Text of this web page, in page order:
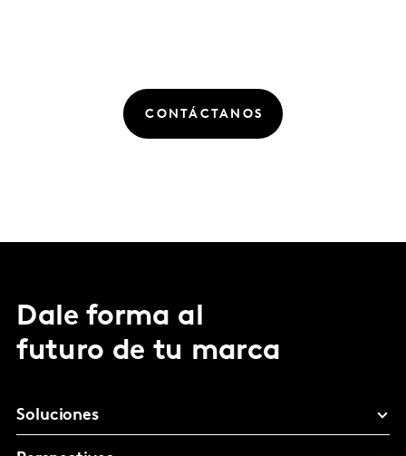
CONTÁCTANOS
Dale forma al
futuro de tu marca
Soluciones